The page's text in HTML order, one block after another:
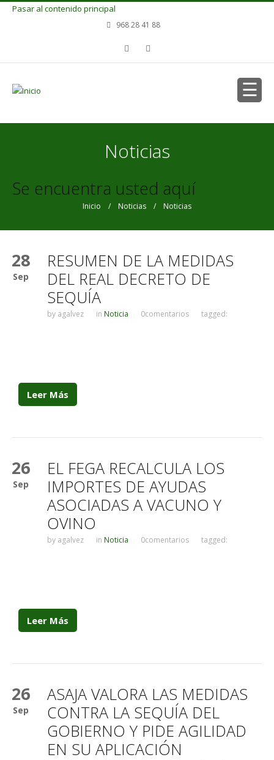
Pasar al contenido principal
968 28 41 88
Noticias
Se encuentra usted aquí
Inicio / Noticias / Noticias
28
Sep
RESUMEN DE LA MEDIDAS
DEL REAL DECRETO DE
SEQUÍA
by agalvez in Noticia 0comentarios tagged:
Leer Más
26
Sep
EL FEGA RECALCULA LOS
IMPORTES DE AYUDAS
ASOCIADAS A VACUNO Y
OVINO
by agalvez in Noticia 0comentarios tagged:
Leer Más
26
Sep
ASAJA VALORA LAS MEDIDAS
CONTRA LA SEQUÍA DEL
GOBIERNO Y PIDE AGILIDAD
EN SU APLICACIÓN